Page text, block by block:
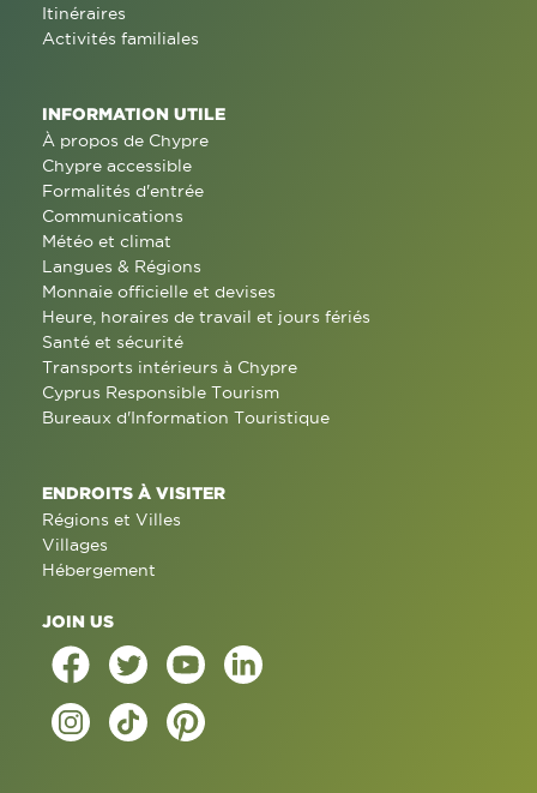
Itinéraires
Activités familiales
INFORMATION UTILE
À propos de Chypre
Chypre accessible
Formalités d'entrée
Communications
Météo et climat
Langues & Régions
Monnaie officielle et devises
Heure, horaires de travail et jours fériés
Santé et sécurité
Transports intérieurs à Chypre
Cyprus Responsible Tourism
Bureaux d'Information Touristique
ENDROITS À VISITER
Régions et Villes
Villages
Hébergement
JOIN US